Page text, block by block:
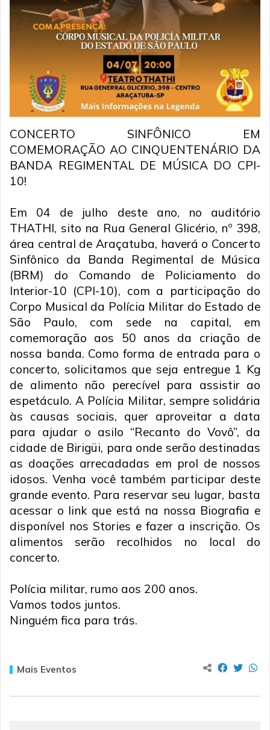
CONCERTO SINFÔNICO EM
COMEMORAÇÃO AO CINQUENTENÁRIO DA
BANDA REGIMENTAL DE MÚSICA DO CPI-
10!
Em 04 de julho deste ano, no auditório
THATHI, sito na Rua General Glicério, nº 398,
área central de Araçatuba, haverá o Concerto
Sinfônico da Banda Regimental de Música
(BRM) do Comando de Policiamento do
Interior-10 (CPI-10), com a participação do
Corpo Musical da Polícia Militar do Estado de
São Paulo, com sede na capital, em
comemoração aos 50 anos da criação de
nossa banda. Como forma de entrada para o
concerto, solicitamos que seja entregue 1 Kg
de alimento não perecível para assistir ao
espetáculo. A Polícia Militar, sempre solidária
às causas sociais, quer aproveitar a data
para ajudar o asilo “Recanto do Vovô”, da
cidade de Birigüi, para onde serão destinadas
as doações arrecadadas em prol de nossos
idosos. Venha você também participar deste
grande evento. Para reservar seu lugar, basta
acessar o link que está na nossa Biografia e
disponível nos Stories e fazer a inscrição. Os
alimentos serão recolhidos no local do
concerto.
Polícia militar, rumo aos 200 anos.
Vamos todos juntos.
Ninguém fica para trás.
Mais Eventos